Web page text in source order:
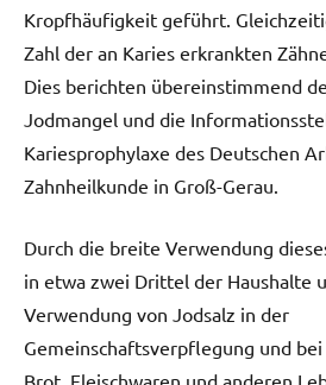
Kropfhäufigkeit geführt.
Zahl der an Karies erkrankten
Dies berichten übereinstimmend
Jodmangel und die
Kariesprophylaxe des Deutschen
Zahnheilkunde in Groß-Gerau.
Durch die breite Verwendung
in etwa zwei Drittel der Haushalte
Verwendung von Jodsalz in der
Gemeinschaftsverpflegung und